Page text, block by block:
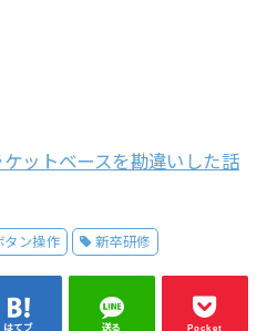
ットベースを勘違いした話
タン操作 新卒研修
はてブ 送る Pocket